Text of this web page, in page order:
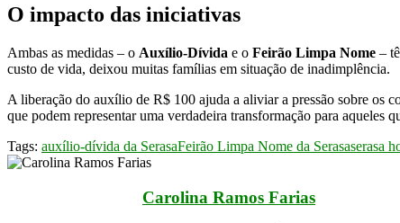
O impacto das iniciativas
Ambas as medidas – o Auxílio-Dívida e o Feirão Limpa Nome –
custo de vida, deixou muitas famílias em situação de inadimplência.
A liberação do auxílio de R$ 100 ajuda a aliviar a pressão sobre os
que podem representar uma verdadeira transformação para aqueles
Tags: auxílio-dívida da SerasaFeirão Limpa Nome da Serasaserasa
Carolina Ramos Farias